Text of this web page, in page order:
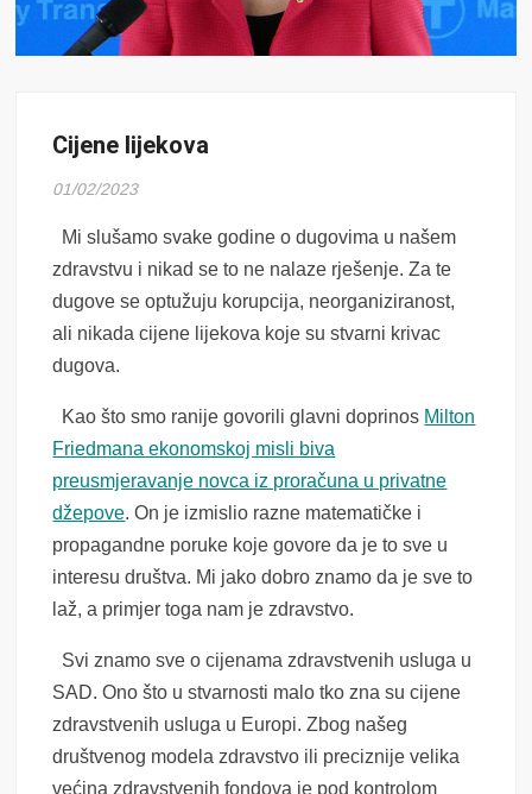
Cijene lijekova
01/02/2023
Mi slušamo svake godine o dugovima u našem
zdravstvu i nikad se to ne nalaze rješenje. Za te
dugove se optužuju korupcija, neorganiziranost,
ali nikada cijene lijekova koje su stvarni krivac
dugova.
Kao što smo ranije govorili glavni doprinos Milton
Friedmana ekonomskoj misli biva
preusmjeravanje novca iz proračuna u privatne
džepove. On je izmislio razne matematičke i
propagandne poruke koje govore da je to sve u
interesu društva. Mi jako dobro znamo da je sve to
laž, a primjer toga nam je zdravstvo.
Svi znamo sve o cijenama zdravstvenih usluga u
SAD. Ono što u stvarnosti malo tko zna su cijene
zdravstvenih usluga u Europi. Zbog našeg
društvenog modela zdravstvo ili preciznije velika
većina zdravstvenih fondova je pod kontrolom